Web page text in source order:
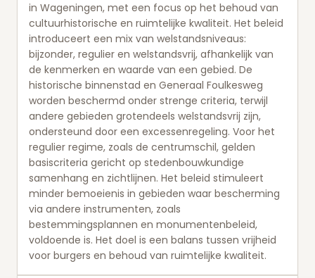
in Wageningen, met een focus op het behoud van
cultuurhistorische en ruimtelijke kwaliteit. Het beleid
introduceert een mix van welstandsniveaus:
bijzonder, regulier en welstandsvrij, afhankelijk van
de kenmerken en waarde van een gebied. De
historische binnenstad en Generaal Foulkesweg
worden beschermd onder strenge criteria, terwijl
andere gebieden grotendeels welstandsvrij zijn,
ondersteund door een excessenregeling. Voor het
regulier regime, zoals de centrumschil, gelden
basiscriteria gericht op stedenbouwkundige
samenhang en zichtlijnen. Het beleid stimuleert
minder bemoeienis in gebieden waar bescherming
via andere instrumenten, zoals
bestemmingsplannen en monumentenbeleid,
voldoende is. Het doel is een balans tussen vrijheid
voor burgers en behoud van ruimtelijke kwaliteit.